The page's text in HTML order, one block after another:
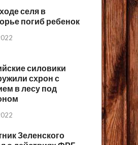
селя в
погиб ребенок
силовики
схрон с
в лесу под
Зеленского